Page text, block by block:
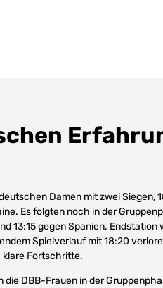
Damen mit zwei Siegen,
Es folgten noch in der
13:15 gegen Spanien. Endstation
Spielverlauf mit 18:20
klare Fortschritte.
die DBB-Frauen in der